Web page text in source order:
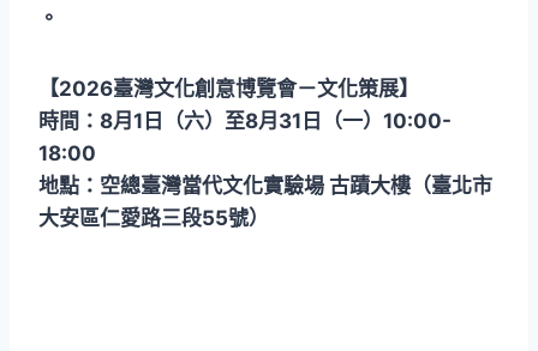
。
【2026臺灣文化創意博覽會－文化策展】
時間：8月1日（六）至8月31日（一）10:00-
18:00
地點：空總臺灣當代文化實驗場 古蹟大樓（臺北市
大安區仁愛路三段55號）